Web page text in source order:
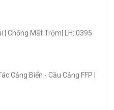
| Chống Mất Trộm| LH: 0395
Cảng Biển - Cầu Cảng FFP |